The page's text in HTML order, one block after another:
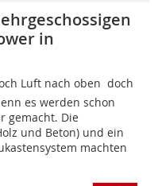
in
Luft nach oben  doch
es werden schon
gemacht. Die
und Beton) und ein
machten